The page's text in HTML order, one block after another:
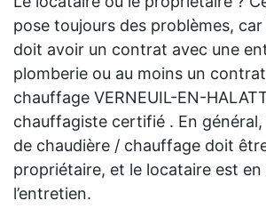
pose toujours des problèmes,
doit avoir un contrat avec une
plomberie ou au moins un
chauffage VERNEUIL-EN-
chauffagiste certifié . En
de chaudière / chauffage doit
propriétaire, et le locataire est
l’entretien.